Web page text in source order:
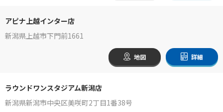
アピナ上越インター店
新潟県上越市下門前1661
地図 詳細
ラウンドワンスタジアム新潟店
新潟県新潟市中央区美咲町2丁目1番38号